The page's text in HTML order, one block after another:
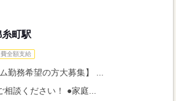
町駅
全額支給
勤務希望の方大募集】 ...
相談ください！ ●家庭...